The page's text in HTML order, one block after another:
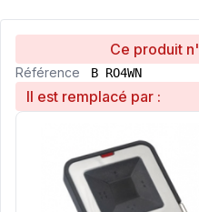
Ce produit
Référence B RO4WN
Il est remplacé par :